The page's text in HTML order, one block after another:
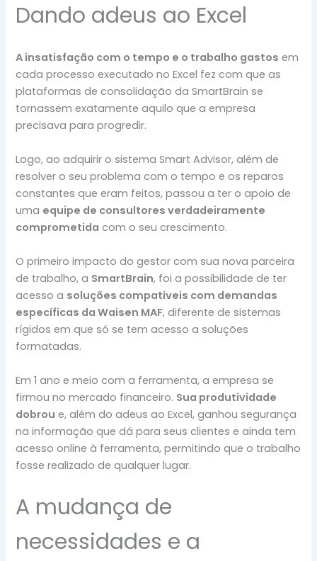
Dando adeus ao Excel
A insatisfação com o tempo e o trabalho gastos em
cada processo executado no Excel fez com que as
plataformas de consolidação da SmartBrain se
tornassem exatamente aquilo que a empresa
precisava para progredir.
Logo, ao adquirir o sistema Smart Advisor, além de
resolver o seu problema com o tempo e os reparos
constantes que eram feitos, passou a ter o apoio de
uma equipe de consultores verdadeiramente
comprometida com o seu crescimento.
O primeiro impacto do gestor com sua nova parceira
de trabalho, a SmartBrain, foi a possibilidade de ter
acesso a soluções compatíveis com demandas
específicas da Waisen MAF, diferente de sistemas
rígidos em que só se tem acesso a soluções
formatadas.
Em 1 ano e meio com a ferramenta, a empresa se
firmou no mercado financeiro. Sua produtividade
dobrou e, além do adeus ao Excel, ganhou segurança
na informação que dá para seus clientes e ainda tem
acesso online à ferramenta, permitindo que o trabalho
fosse realizado de qualquer lugar.
A mudança de
necessidades e a